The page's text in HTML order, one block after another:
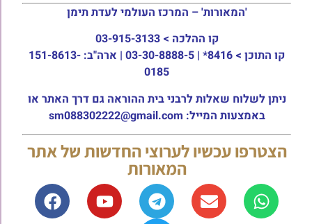
'המאורות' – המרכז העולמי לעדת תימן
קו ההלכה > 03-915-3133
קו התוכן >
8416* | 03-30-8888-5 | ארה"ב: 151-8613-
0185
ניתן לשלוח שאלות לרבני בית ההוראה גם דרך האתר או
באמצעות המייל: sm088302222@gmail.com
הצטרפו עכשיו לערוצי החדשות של אתר
המאורות